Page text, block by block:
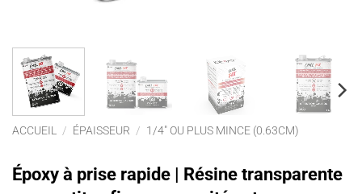
ACCUEIL / ÉPAISSEUR / 1/4" OU PLUS MINCE (0.63CM)
Époxy à prise rapide | Résine transparente